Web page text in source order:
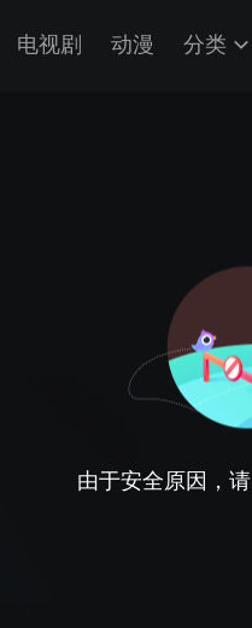
电视剧 动漫 分类
由于安全原因，请